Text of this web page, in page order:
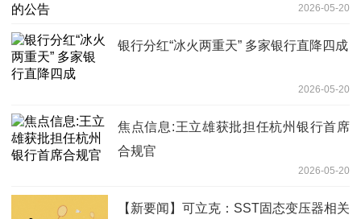
2026-05-20
银行分红“冰火两重天” 多家银行直降四成
2026-05-20
焦点信息:王立雄获批担任杭州银行首席
合规官
2026-05-20
【新要闻】可立克：SST固态变压器相关